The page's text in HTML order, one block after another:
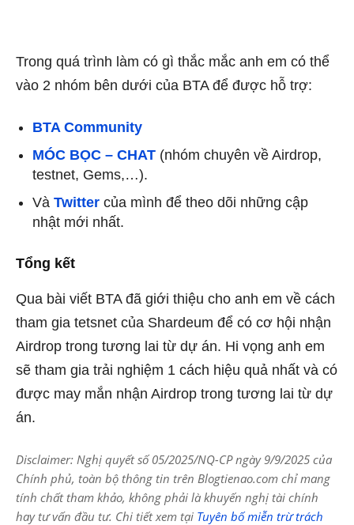
Trong quá trình làm có gì thắc mắc anh em có thể
vào 2 nhóm bên dưới của BTA để được hỗ trợ:
BTA Community
MÓC BỌC – CHAT (nhóm chuyên về Airdrop,
testnet, Gems,…).
Và Twitter của mình để theo dõi những cập
nhật mới nhất.
Tổng kết
Qua bài viết BTA đã giới thiệu cho anh em về cách
tham gia tetsnet của Shardeum để có cơ hội nhận
Airdrop trong tương lai từ dự án. Hi vọng anh em
sẽ tham gia trải nghiệm 1 cách hiệu quả nhất và có
được may mắn nhận Airdrop trong tương lai từ dự
án.
Disclaimer: Nghị quyết số 05/2025/NQ-CP ngày 9/9/2025 của
Chính phủ, toàn bộ thông tin trên Blogtienao.com chỉ mang
tính chất tham khảo, không phải là khuyến nghị tài chính
hay tư vấn đầu tư. Chi tiết xem tại Tuyên bố miễn trừ trách